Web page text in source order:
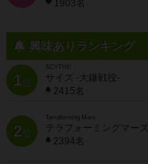
1903名
興味ありランキング
1位
SCYTHE
サイズ -大鎌戦役-
2415名
2位
Terraforming Mars
テラフォーミングマーズ
2394名